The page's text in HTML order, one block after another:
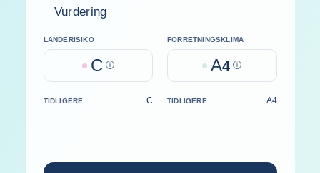
Vurdering
LANDERISIKO
C Help
FORRETNINGSKLIMA
A4 Help
TIDLIGERE C TIDLIGERE A4